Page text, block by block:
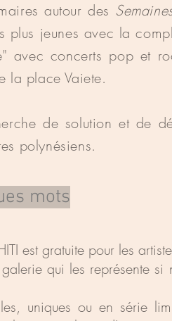
autour des
jeunes avec la
avec concerts pop et
la place Vaiete.
de solution et de
polynésiens.
mots
est gratuite pour les
qui les représente si
uniques ou en série